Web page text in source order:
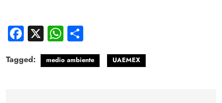
Facebook
X WhatsApp
Tagged: medio ambiente UAEMEX